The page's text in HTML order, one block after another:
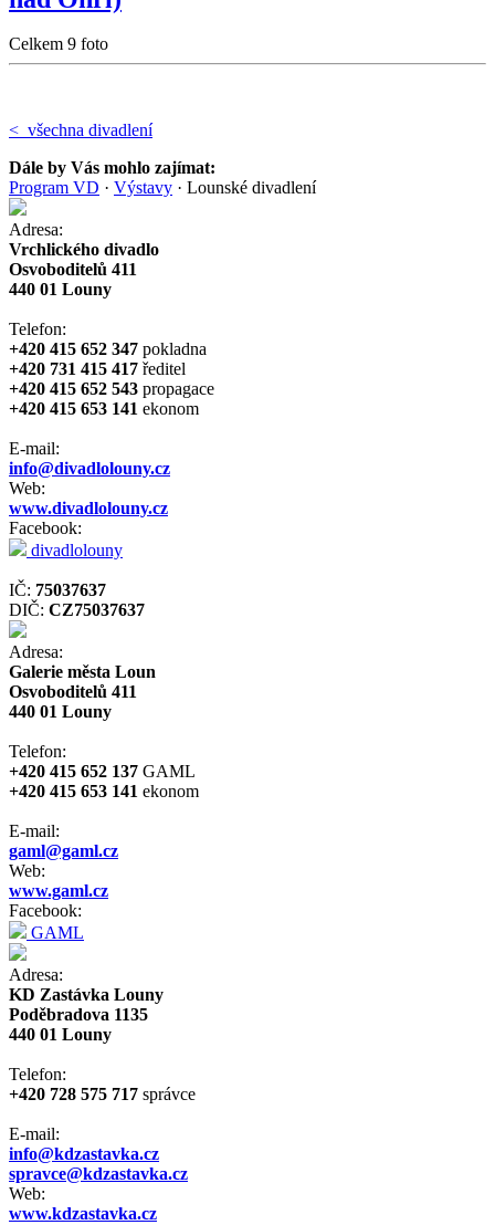
Celkem 9 foto
< všechna divadlení
Dále by Vás mohlo zajímat:
Program VD · Výstavy · Lounské divadlení
Adresa:
Vrchlického divadlo
Osvoboditelů 411
440 01 Louny
Telefon:
+420 415 652 347 pokladna
+420 731 415 417 ředitel
+420 415 652 543 propagace
+420 415 653 141 ekonom
E-mail:
info@divadlolouny.cz
Web:
www.divadlolouny.cz
Facebook:
divadlolouny
IČ: 75037637
DIČ: CZ75037637
Adresa:
Galerie města Loun
Osvoboditelů 411
440 01 Louny
Telefon:
+420 415 652 137 GAML
+420 415 653 141 ekonom
E-mail:
gaml@gaml.cz
Web:
www.gaml.cz
Facebook:
GAML
Adresa:
KD Zastávka Louny
Poděbradova 1135
440 01 Louny
Telefon:
+420 728 575 717 správce
E-mail:
info@kdzastavka.cz
spravce@kdzastavka.cz
Web:
www.kdzastavka.cz